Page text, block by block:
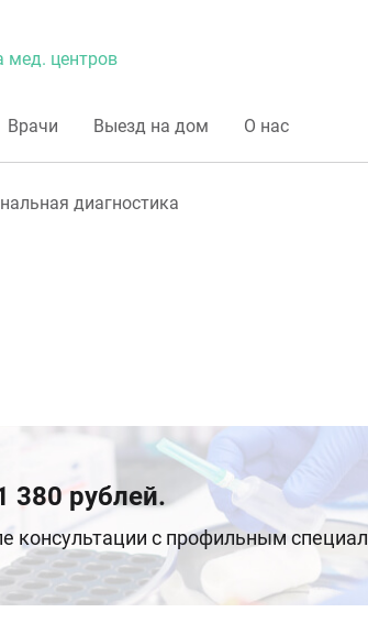
мед. центров
Врачи Выезд на дом О нас
диагностика
380 рублей.
консультации с профильным